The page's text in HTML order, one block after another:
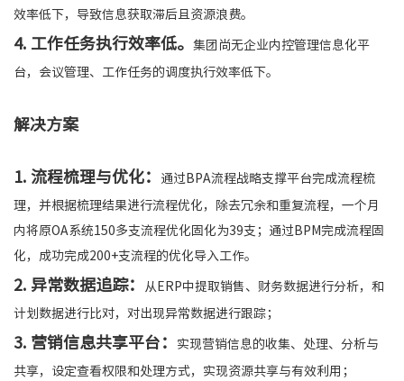
效率低下，导致信息获取滞后且资源浪费。
4. 工作任务执行效率低。 集团尚无企业内控管理信息化平
台，会议管理、工作任务的调度执行效率低下。
解决方案
1. 流程梳理与优化： 通过BPA流程战略支撑平台完成流程梳
理，并根据梳理结果进行流程优化，除去冗余和重复流程，一个月
内将原OA系统150多支流程优化固化为39支；通过BPM完成流程固
化，成功完成200+支流程的优化导入工作。
2. 异常数据追踪： 从ERP中提取销售、财务数据进行分析，和
计划数据进行比对，对出现异常数据进行跟踪；
3. 营销信息共享平台： 实现营销信息的收集、处理、分析与
共享，设定查看权限和处理方式，实现资源共享与有效利用；